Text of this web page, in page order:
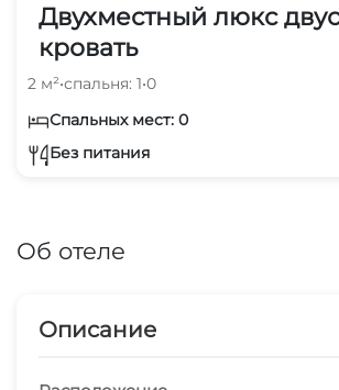
Двухместный люкс
кровать
2 м²•спальня: 1•0
Спальных мест: 0
Без питания
Об отеле
Описание